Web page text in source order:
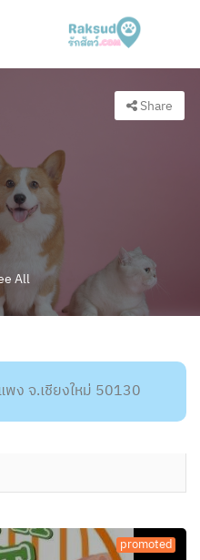
Share
All
ง จ.เชียงใหม่ 50130
promoted